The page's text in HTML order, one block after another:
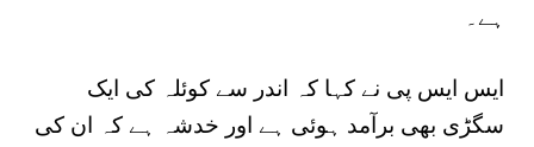
ہے۔
ایس ایس پی نے کہا کہ اندر سے کوئلہ کی ایک
سگڑی بھی برآمد ہوئی ہے اور خدشہ ہے کہ ان کی